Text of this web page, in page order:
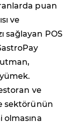
puan
ve
sağlayan POS
ve
sektörünün